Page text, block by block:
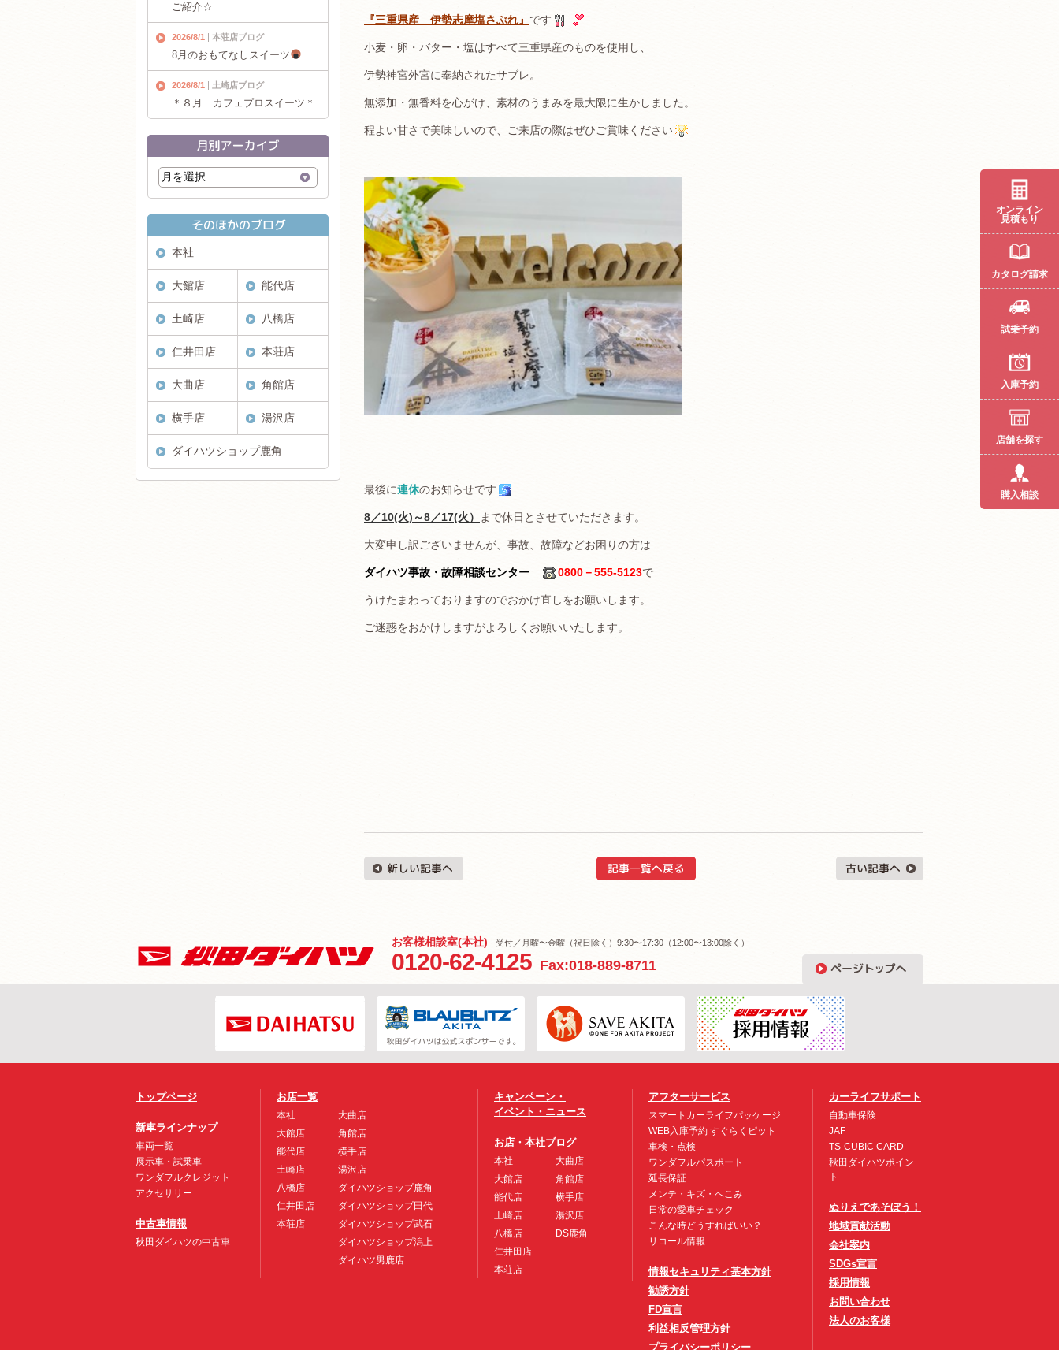
『三重県産 伊勢志摩塩さぶれ』 です
小麦・卵・バター・塩はすべて三重県産のものを使用し、
伊勢神宮外宮に奉納されたサブレ。
無添加・無香料を心がけ、素材のうまみを最大限に生かしました。
程よい甘さで美味しいので、ご来店の際はぜひご賞味ください
最後に連休のお知らせです
8／10(火)～8／17(火） まで休日とさせていただきます。
大変申し訳ございませんが、事故、故障などお困りの方は
ダイハツ事故・故障相談センター 0800－555-5123で
うけたまわっておりますのでおかけ直しをお願いします。
ご迷惑をおかけしますがよろしくお願いいたします。
ご紹介☆
2026/8/1 本荘店ブログ
8月のおもてなしスイーツ
2026/8/1 土崎店ブログ
＊８月 カフェプロスイーツ＊
本社
大館店 能代店
土崎店 八橋店
仁井田店 本荘店
大曲店 角館店
横手店 湯沢店
ダイハツショップ鹿角
お客様相談室(本社) 受付／月曜〜金曜（祝日除く）9:30〜17:30（12:00〜13:00除く）
0120-62-4125 Fax:018-889-8711
トップページ
新車ラインナップ
車両一覧
展示車・試乗車
ワンダフルクレジット
アクセサリー
中古車情報
秋田ダイハツの中古車
お店一覧
本社
大館店
能代店
土崎店
八橋店
仁井田店
本荘店
大曲店
角館店
横手店
湯沢店
ダイハツショップ鹿角
ダイハツショップ田代
ダイハツショップ武石
ダイハツショップ潟上
ダイハツ男鹿店
キャンペーン・
イベント・ニュース
お店・本社ブログ
本社
大館店
能代店
土崎店
八橋店
仁井田店
本荘店
大曲店
角館店
横手店
湯沢店
DS鹿角
アフターサービス
スマートカーライフパッケージ
WEB入庫予約 すぐらくピット
車検・点検
ワンダフルパスポート
延長保証
メンテ・キズ・へこみ
日常の愛車チェック
こんな時どうすればいい？
リコール情報
情報セキュリティ基本方針
勧誘方針
FD宣言
利益相反管理方針
プライバシーポリシー
カーライフサポート
自動車保険
JAF
TS-CUBIC CARD
秋田ダイハツポイン
ト
ぬりえであそぼう！
地域貢献活動
会社案内
SDGs宣言
採用情報
お問い合わせ
法人のお客様
オンライン
見積もり
カタログ請求
試乗予約
入庫予約
店舗を探す
購入相談